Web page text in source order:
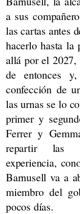
a sus
las cartas antes
hacerlo hasta la
allá por el 2027,
de entonces
confección de
las urnas se lo
primer y
Ferrer y
repartir las
experiencia,
Barnusell va a
miembro del
pocos días.